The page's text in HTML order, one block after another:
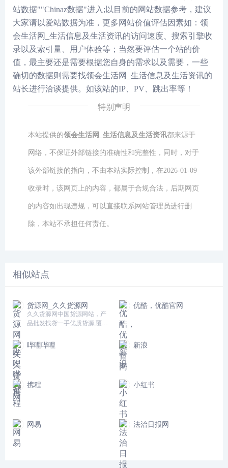
站数据""Chinaz数据"进入;以目前的网站数据参考，建议
大家请以爱站数据为准，更多网站价值评估因素如：领
会生活网_生活信息及生活资讯的访问速度、搜索引擎收
录以及索引量、用户体验等；当然要评估一个站的价
值，最主要还是需要根据您自身的需求以及需要，一些
确切的数据则需要找领会生活网_生活信息及生活资讯的
站长进行洽谈提供。如该站的IP、PV、跳出率等！
特别声明
本站提供的领会生活网_生活信息及生活资讯都来源于
网络，不保证外部链接的准确性和完整性，同时，对于
该外部链接的指向，不由本站实际控制，在2026-01-09
收录时，该网页上的内容，都属于合规合法，后期网页
的内容如出现违规，可以直接联系网站管理员进行删
除，本站不承担任何责任。
相似站点
货源网_久久货源网
久久货源网中国货源网站，产
品批发找货一手优质货源,覆盖
商货源,网店货源找货拿货找产
品上货源网!jiujiuhuoyuan.com
优酷，优酷官网
哔哩哔哩 新浪
携程 小红书
网易 法治日报网